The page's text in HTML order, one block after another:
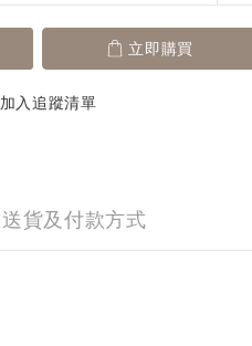
立即購買
加入追蹤清單
送貨及付款方式